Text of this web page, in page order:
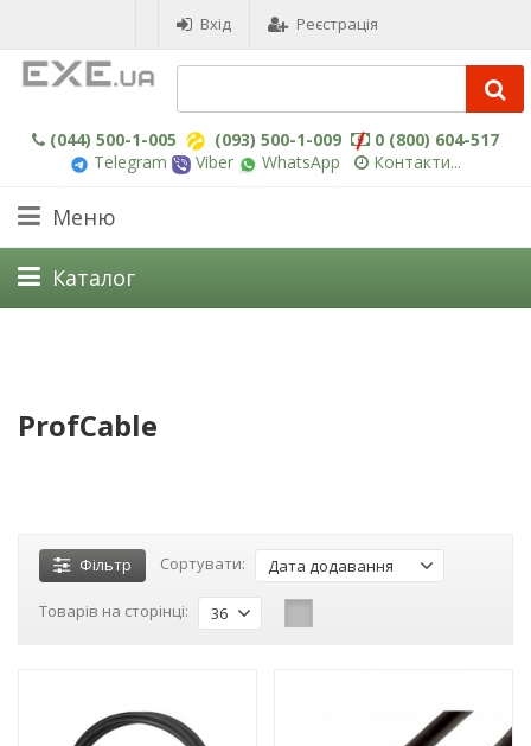
Вхід Реєстрація
(044) 500-1-005 (093) 500-1-009
0 (800) 604-517
Telegram
Viber WhatsApp Контакти...
Меню
Каталог
ProfCable
Фільтр Сортувати: Дата додавання
Товарів на сторінці: 36